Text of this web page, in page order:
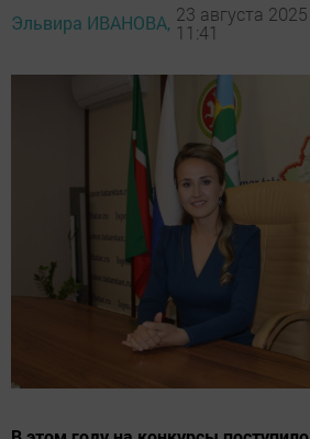
Эльвира ИВАНОВА, 23 августа
11:41